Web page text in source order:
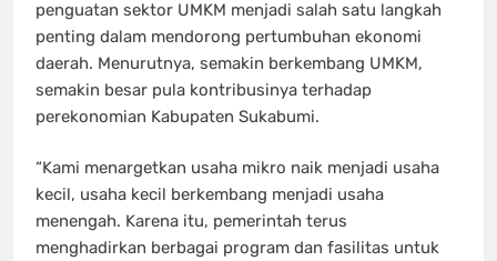
penguatan sektor UMKM menjadi salah satu langkah
penting dalam mendorong pertumbuhan ekonomi
daerah. Menurutnya, semakin berkembang UMKM,
semakin besar pula kontribusinya terhadap
perekonomian Kabupaten Sukabumi.
“Kami menargetkan usaha mikro naik menjadi usaha
kecil, usaha kecil berkembang menjadi usaha
menengah. Karena itu, pemerintah terus
menghadirkan berbagai program dan fasilitas untuk